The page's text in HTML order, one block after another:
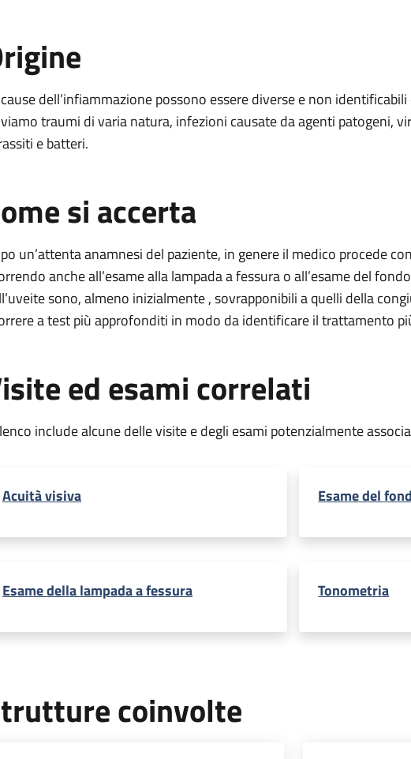
dell’infiammazione possono essere diverse e non
traumi di varia natura, infezioni causate da agenti patogeni,
e batteri.
si accerta
un’attenta anamnesi del paziente, in genere il medico procede
anche all’esame alla lampada a fessura o all’esame del
sono, almeno inizialmente , sovrapponibili a quelli della
a test più approfonditi in modo da identificare il trattamento
ed esami correlati
include alcune delle visite e degli esami potenzialmente
Acuità visiva Esame del
Esame della lampada a fessura Tonometria
coinvolte